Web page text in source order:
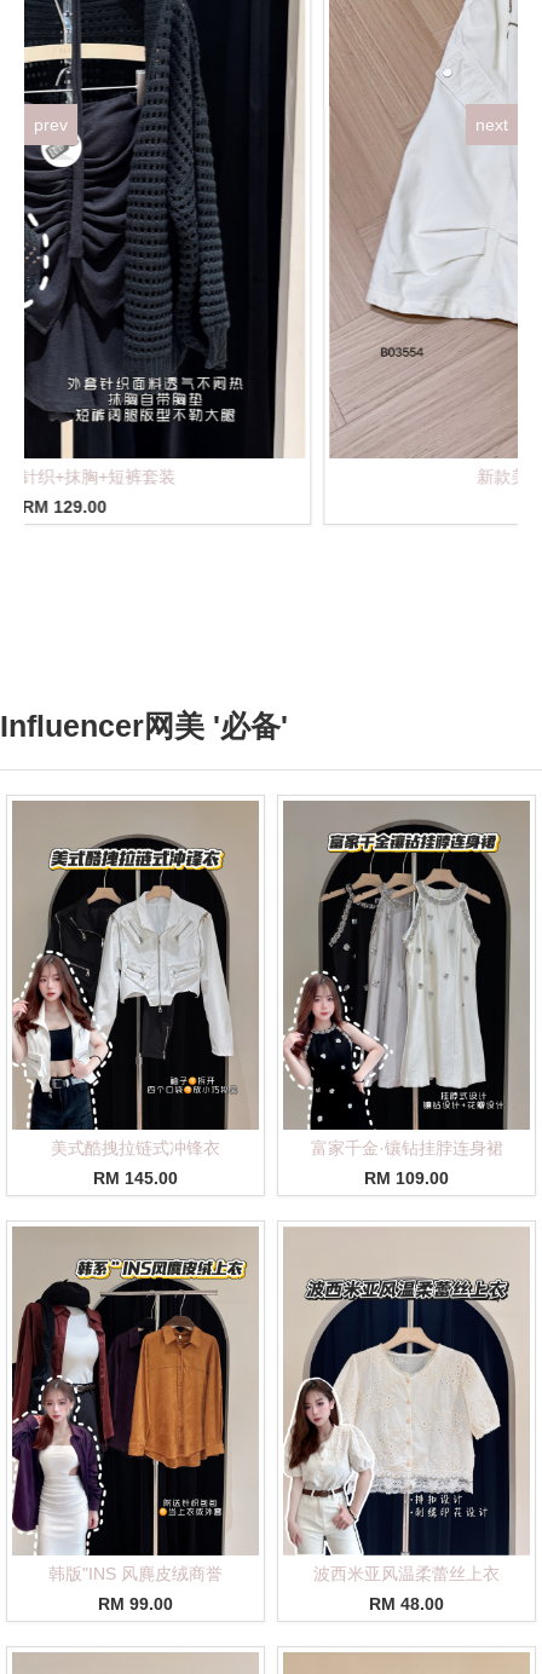
新款美式高腰工裝七分褲
prev next
Influencer网美 '必备'
美式酷拽拉链式冲锋衣
RM 145.00
富家千金·镶钻挂脖连身裙
RM 109.00
韩版"INS 风麂皮绒商誉
RM 99.00
波西米亚风温柔蕾丝上衣
RM 48.00